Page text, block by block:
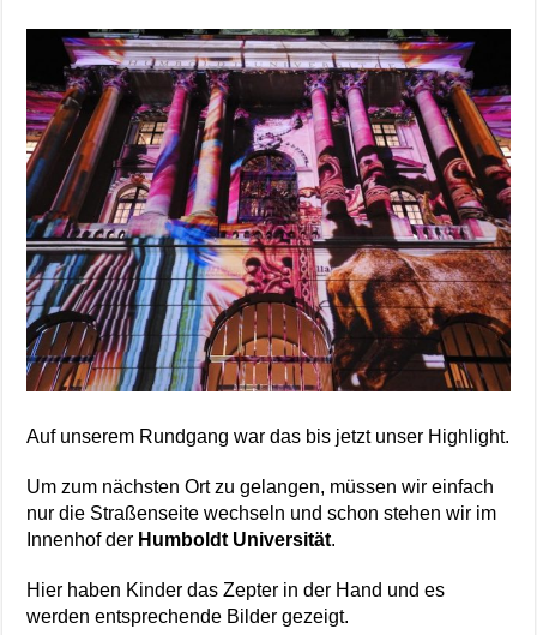
Auf unserem Rundgang war das bis jetzt unser Highlight.
Um zum nächsten Ort zu gelangen, müssen wir einfach
nur die Straßenseite wechseln und schon stehen wir im
Innenhof der Humboldt Universität.
Hier haben Kinder das Zepter in der Hand und es
werden entsprechende Bilder gezeigt.